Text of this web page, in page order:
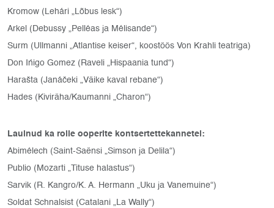
Kromow (Lehári „Lõbus lesk“)
Arkel (Debussy „Pelléas ja Mélisande“)
Surm (Ullmanni „Atlantise keiser“, koostöös Von Krahli teatriga)
Don Ińigo Gomez (Raveli „Hispaania tund“)
Harašta (Janáčeki „Väike kaval rebane“)
Hades (Kiviräha/Kaumanni „Charon“)
Laulnud ka rolle ooperite kontsertettekannetel:
Abimélech (Saint-Saënsi „Simson ja Delila“)
Publio (Mozarti „Tituse halastus“)
Sarvik (R. Kangro/K. A. Hermann „Uku ja Vanemuine“)
Soldat Schnalsist (Catalani „La Wally“)